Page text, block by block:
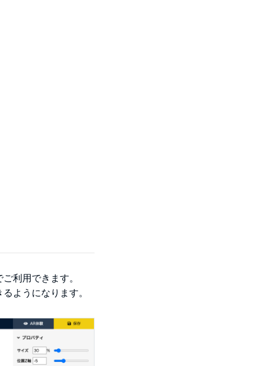
ご利用できます。
ようになります。